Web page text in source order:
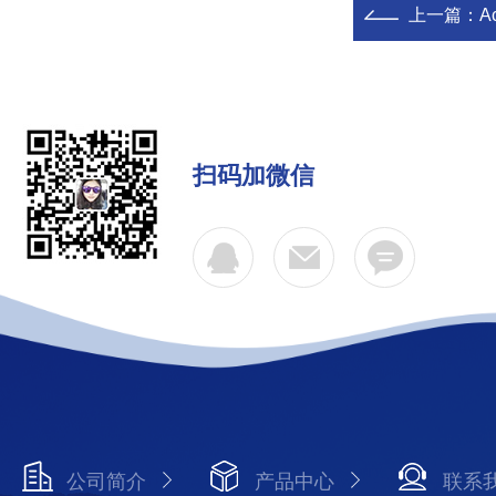
上一篇：
扫码加微信
公司简介 产品中心 联系